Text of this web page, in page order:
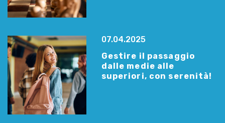
07.04.2025
Gestire il passaggio
dalle medie alle
superiori, con serenità!